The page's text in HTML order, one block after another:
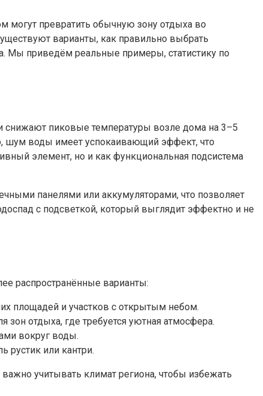
могут превратить обычную зону отдыха во
варианты, как правильно выбрать
Мы приведём реальные примеры, статистику по
снижают пиковые температуры возле дома на 3–5
шум воды имеет успокаивающий эффект, что
элемент, но и как функциональная подсистема
панелями или аккумуляторами, что позволяет
с подсветкой, который выглядит эффектно и не
распространённые варианты:
площадей и участков с открытым небом.
отдыха, где требуется уютная атмосфера.
вокруг воды.
рустик или кантри.
учитывать климат региона, чтобы избежать